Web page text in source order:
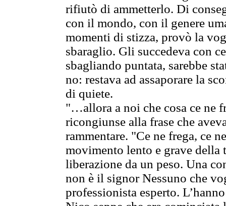
rifiutò di ammetterlo. Di
con il mondo, con il genere
momenti di stizza, provò la
sbaraglio. Gli succedeva con
sbagliando puntata, sarebbe
no: restava ad assaporare la
di quiete.
"…allora a noi che cosa ce ne
ricongiunse alla frase che
rammentare. "Ce ne frega, ce
movimento lento e grave della
liberazione da un peso. Una
non è il signor Nessuno che
professionista esperto.